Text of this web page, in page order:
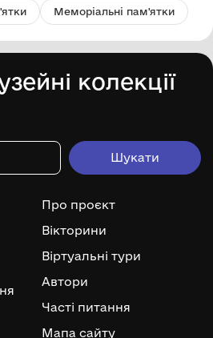
Меморіальні пам'ятки
колекції
Про проєкт
Вікторини
Віртуальні тури
Автори
Часті питання
Мапа сайту